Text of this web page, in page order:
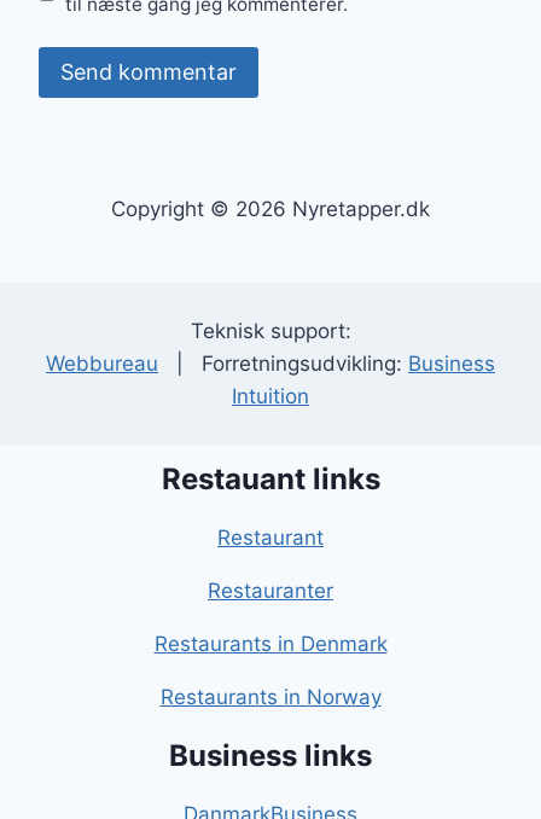
Copyright © 2026 Nyretapper.dk
Teknisk support:
Webbureau | Forretningsudvikling: Business
Intuition
Restauant links
Restaurant
Restauranter
Restaurants in Denmark
Restaurants in Norway
Business links